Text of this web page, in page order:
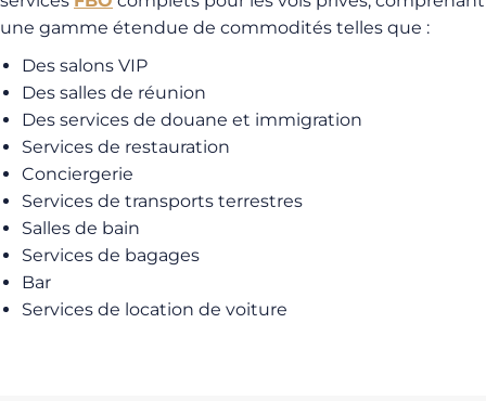
une gamme étendue de commodités telles que :
Des salons VIP
Des salles de réunion
Des services de douane et immigration
Services de restauration
Conciergerie
Services de transports terrestres
Salles de bain
Services de bagages
Bar
Services de location de voiture